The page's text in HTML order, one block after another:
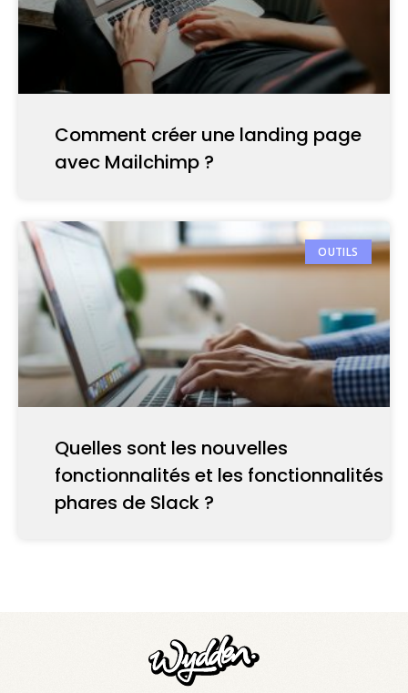
Comment créer une landing page
avec Mailchimp ?
OUTILS
Quelles sont les nouvelles
fonctionnalités et les fonctionnalités
phares de Slack ?